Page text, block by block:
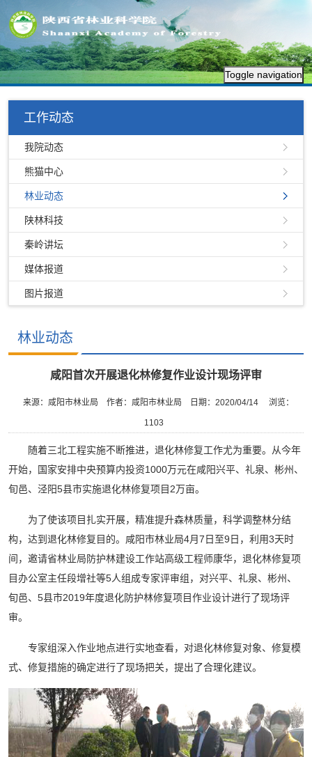
Toggle navigation
工作动态
我院动态
熊猫中心
林业动态
陕林科技
秦岭讲坛
媒体报道
图片报道
林业动态
咸阳首次开展退化林修复作业设计现场评审
来源：咸阳市林业局 作者：咸阳市林业局 日期：2020/04/14 浏览：
1103
随着三北工程实施不断推进，退化林修复工作尤为重要。从今年
开始，国家安排中央预算内投资1000万元在咸阳兴平、礼泉、彬州、
旬邑、泾阳5县市实施退化林修复项目2万亩。
为了使该项目扎实开展，精准提升森林质量，科学调整林分结
构，达到退化林修复目的。咸阳市林业局4月7日至9日，利用3天时
间，邀请省林业局防护林建设工作站高级工程师康华，退化林修复项
目办公室主任段增社等5人组成专家评审组，对兴平、礼泉、彬州、
旬邑、5县市2019年度退化防护林修复项目作业设计进行了现场评
审。
专家组深入作业地点进行实地查看，对退化林修复对象、修复模
式、修复措施的确定进行了现场把关，提出了合理化建议。